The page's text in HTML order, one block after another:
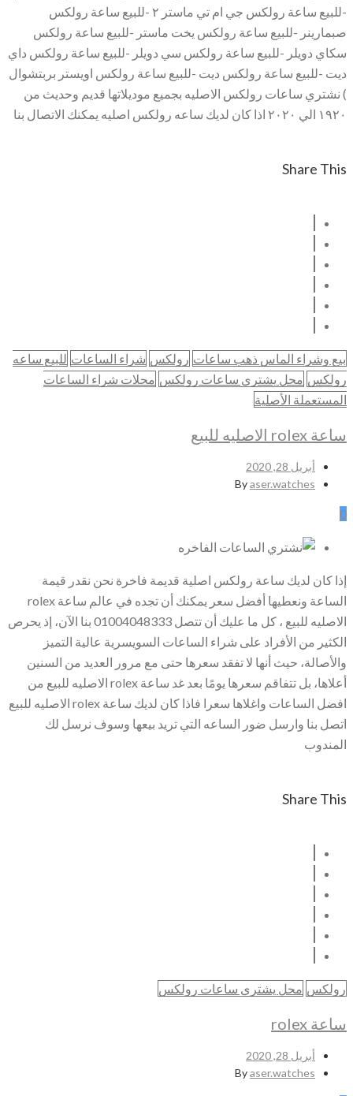
-للبيع ساعة رولكس جي ام تي ماستر ٢ -للبيع ساعة رولكس
صبمارينر -للبيع ساعة رولكس يخت ماستر -للبيع ساعة رولكس
سكاي دويلر -للبيع ساعة رولكس سي دويلر -للبيع ساعة رولكس داي
ديت -للبيع ساعة رولكس ديت -للبيع ساعة رولكس اويستر بربتشوال
) نشتري ساعات رولكس الاصليه بجميع موديلاتها قديم وحديث من
١٩٢٠ الي ٢٠٢٠ اذا كان لديك ساعه رولكس اصليه يمكنك الاتصال بنا
Share This
بيع وشراء الماس ذهب ساعات رولكس شراء الساعات للبيع ساعه
رولكس محل يشتري ساعات رولكس محلات شراء الساعات
المستعملة الأصلية
ساعة rolex الاصليه للبيع
أبريل 28, 2020
Byaser.watches
0
إذا كان لديك ساعة رولكس اصلية قديمة فاخرة نحن نقدر قيمة
الساعة ونعطيها أفضل سعر يمكنك أن تجده في عالم ساعة rolex
الاصليه للبيع ، كل ما عليك أن تتصل 01004048333 بنا الآن، إذ يحرص
الكثير من الأفراد على شراء الساعات السويسرية عالية التميز
والأصالة، حيث أنها لا تفقد سعرها حتى مع مرور العديد من السنين
أعلاها، بل تتفاقم سعرها يومًا بعد غد ساعة rolex الاصليه للبيع من
افضل الساعات واغلاها سعرا فاذا كان لديك ساعة rolex الاصليه للبيع
اتصل بنا وارسل ضور الساعه التي تريد بيعها وسوف نرسل لك
المندوب
Share This
رولكس محل يشتري ساعات رولكس
ساعة rolex
أبريل 28, 2020
Byaser.watches